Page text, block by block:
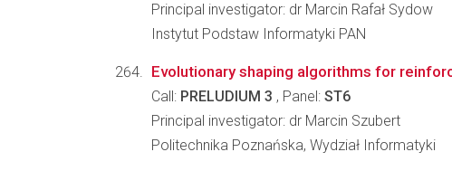
Principal investigator: dr Marcin Rafał Sydow
Instytut Podstaw Informatyki PAN
Evolutionary shaping algorithms for
Call: PRELUDIUM 3 , Panel: ST6
Principal investigator: dr Marcin Szubert
Politechnika Poznańska, Wydział Informatyki